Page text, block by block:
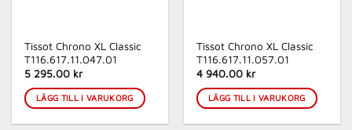
Tissot Chrono XL Classic
T116.617.11.047.01
5 295.00 kr
LÄGG TILL I VARUKORG
Tissot Chrono XL Classic
T116.617.11.057.01
4 940.00 kr
LÄGG TILL I VARUKORG